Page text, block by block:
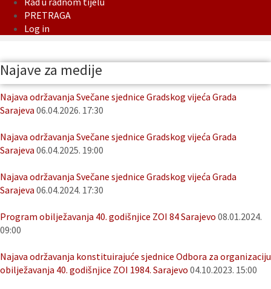
PRETRAGA
Log in
Najave za medije
Najava održavanja Svečane sjednice Gradskog vijeća Grada
Sarajeva 06.04.2026. 17:30
Najava održavanja Svečane sjednice Gradskog vijeća Grada
Sarajeva 06.04.2025. 19:00
Najava održavanja Svečane sjednice Gradskog vijeća Grada
Sarajeva 06.04.2024. 17:30
Program obilježavanja 40. godišnjice ZOI 84 Sarajevo 08.01.2024.
09:00
Najava održavanja konstituirajuće sjednice Odbora za organizaciju
obilježavanja 40. godišnjice ZOI 1984. Sarajevo 04.10.2023. 15:00